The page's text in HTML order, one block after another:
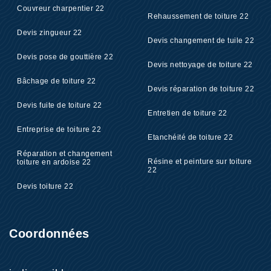
Couvreur charpentier 22
Devis zingueur 22
Devis pose de gouttière 22
Bâchage de toiture 22
Devis fuite de toiture 22
Entreprise de toiture 22
Réparation et changement
toiture en ardoise 22
Devis toiture 22
Rehaussement de toiture 22
Devis changement de tuile 22
Devis nettoyage de toiture 22
Devis réparation de toiture 22
Entretien de toiture 22
Etanchéité de toiture 22
Résine et peinture sur toiture
22
Coordonnées